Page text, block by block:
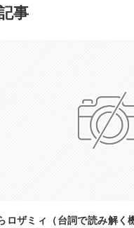
事
ロザミィ（台詞で読み解く